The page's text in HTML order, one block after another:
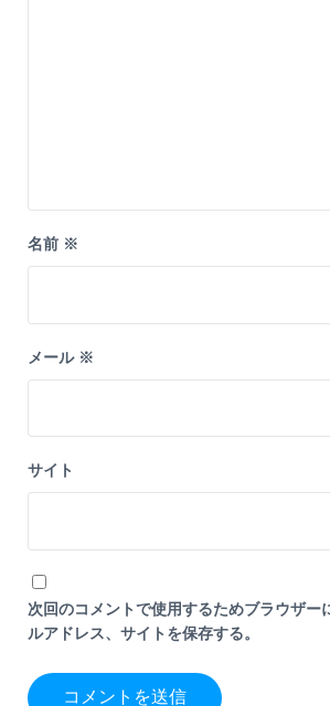
名前 ※
メール ※
サイト
次回のコメントで使用するためブラウザー
ルアドレス、サイトを保存する。